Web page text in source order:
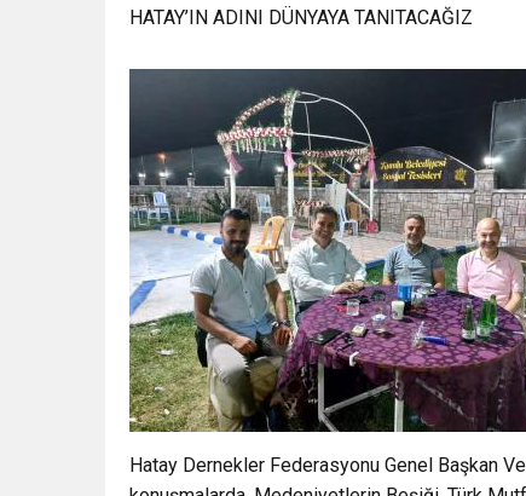
HATAY’IN ADINI DÜNYAYA TANITACAĞIZ
Hatay Dernekler Federasyonu Genel Başkan